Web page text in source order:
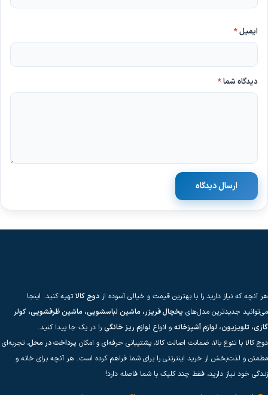
ایمیل*
دیدگاه شما*
ارسال دیدگاه
هر آنچه که نیاز دارید را با بهترین قیمت و خیالی آسوده از دوج کالاتهیه کنید. اینجا
می‌توانید جدیدترین مدل‌های یخچال فریزر، ماشین لباسشویی، ماشین ظرفشویی، کولر
گازی، تلویزیون، لوازم آشپزخانه و انواع لوازم ریز خانگی را در یک جا پیدا کنید.
دوج کالا با تنوع بالا، ضمانت اصالت کالا، پشتیبانی حرفه‌ای و امکان پرداخت در محل، تجربه‌ای
مطمئن و لذت‌بخش از خرید اینترنتی را برای شما فراهم کرده است. هر آنچه برای خانه و
زندگی خود نیاز دارید، فقط چند کلیک با شما فاصله دارد!